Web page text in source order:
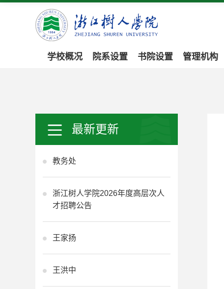
学校概况 院系设置 书院设置 管理机构
最新更新
教务处
浙江树人学院2026年度高层次人
才招聘公告
王家扬
王洪中